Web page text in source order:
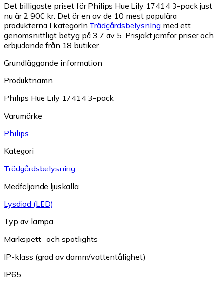
Det billigaste priset för Philips Hue Lily 17414 3-pack just
nu är 2 900 kr. Det är en av de 10 mest populära
produkterna i kategorin Trädgårdsbelysning med ett
genomsnittligt betyg på 3.7 av 5. Prisjakt jämför priser och
erbjudande från 18 butiker.
Grundläggande information
Produktnamn
Philips Hue Lily 17414 3-pack
Varumärke
Philips
Kategori
Trädgårdsbelysning
Medföljande ljuskälla
Lysdiod (LED)
Typ av lampa
Markspett- och spotlights
IP-klass (grad av damm/vattentålighet)
IP65